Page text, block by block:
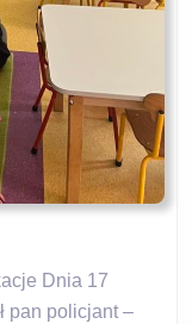
Dnia 17
pan policjant –